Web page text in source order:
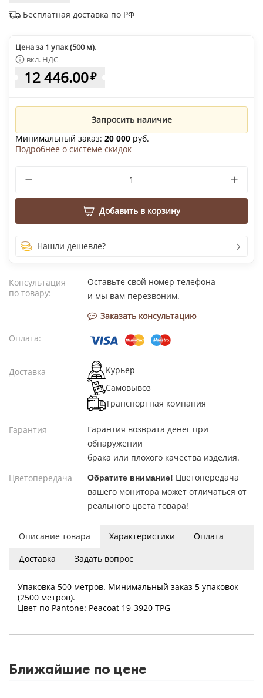
Бесплатная доставка по РФ
Цена за 1 упак (500 м).
вкл. НДС
12 446.00₽
Запросить наличие
Минимальный заказ: 20 000 руб.
Подробнее о системе скидок
Добавить в корзину
Нашли дешевле?
Описание товара Характеристики
Оплата
Доставка
Задать вопрос
Упаковка 500 метров. Минимальный заказ 5 упаковок
(2500 метров).
Цвет по Pantone: Peacoat 19-3920 TPG
Консультация
по товару:
Оставьте свой номер телефона
и мы вам перезвоним.
Заказать консультацию
Оплата:
Доставка
Курьер
Самовывоз
Транспортная компания
Гарантия
Гарантия возврата денег при
обнаружении
брака или плохого качества изделия.
Цветопередача
Обратите внимание! Цветопередача
вашего монитора может отличаться от
реального цвета товара!
Ближайшие по цене